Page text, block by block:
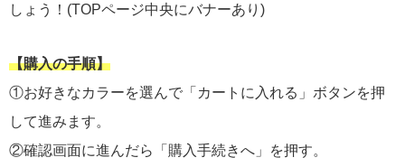
しょう！(TOPページ中央にバナーあり)
【購入の手順】
①お好きなカラーを選んで「カートに入れる」ボタンを押
して進みます。
②確認画面に進んだら「購入手続きへ」を押す。